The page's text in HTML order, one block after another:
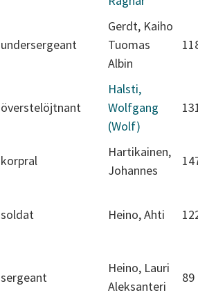
undersergeant
Gerdt, Kaiho
Tuomas
Albin
överstelöjtnant
Halsti,
Wolfgang
(Wolf)
korpral
Hartikainen,
Johannes
soldat Heino, Ahti
sergeant
Heino, Lauri
Aleksanteri
89